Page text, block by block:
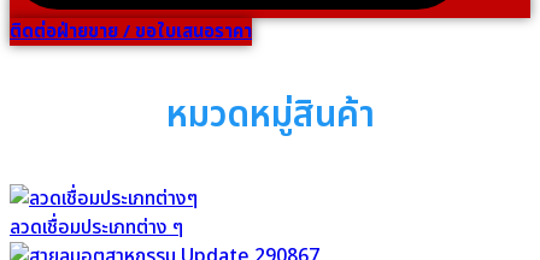
ติดต่อฝ่ายขาย / ขอใบเสนอราคา
หมวดหมู่สินค้า
ลวดเชื่อมประเภทต่าง ๆ